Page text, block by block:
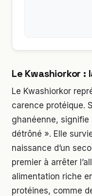
Le Kwashiorkor :
Le Kwashiorkor
carence protéique.
ghanéenne, signifie
détrôné ». Elle
naissance d’un
premier à arrêter
alimentation riche
protéines, comme